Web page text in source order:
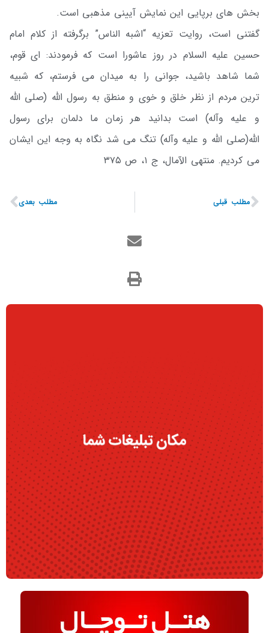
بخش های برپایی این نمایش آیینی مذهبی است.
گفتنی است، روایت تعزیه “اشبه الناس” برگرفته از کلام امام
حسین علیه السلام در روز عاشورا است که فرمودند: ای قوم،
شما شاهد باشید، جوانی را به میدان می فرستم، که شبیه
ترین مردم از نظر خلق و خوی و منطق به رسول الله (صلی الله
و علیه وآله) است بدانید هر زمان ما دلمان برای رسول
الله(صلی الله و علیه وآله) تنگ می شد نگاه به وجه این ایشان
می کردیم. منتهی الآمال، ج ۱، ص ۳۷۵
مطلب قبلی مطلب بعدی